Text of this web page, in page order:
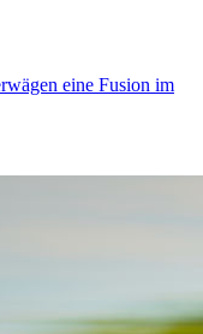
eine Fusion im